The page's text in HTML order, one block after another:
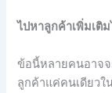
ไปหาลูกค้าเพิ่มเติ
ข้อนี้หลายคนอาจจ
ลูกค้าแค่คนเดียวใ